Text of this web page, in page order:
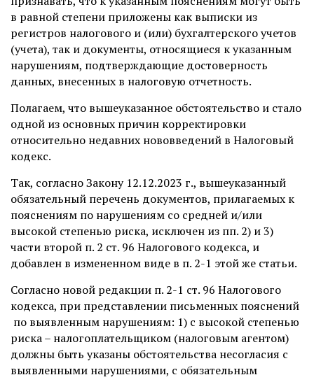
в равной степени приложены как выписки из
регистров налогового и (или) бухгалтерского учетов
(учета), так и документы, относящиеся к указанным
нарушениям, подтверждающие достоверность
данных, внесенных в налоговую отчетность.
Полагаем, что вышеуказанное обстоятельство и стало
одной из основных причин корректировки
относительно недавних нововведений в Налоговый
кодекс.
Так, согласно Закону 12.12.2023 г., вышеуказанный
обязательный перечень документов, прилагаемых к
пояснениям по нарушениям со средней и/или
высокой степенью риска, исключен из пп. 2) и 3)
части второй п. 2 ст. 96 Налогового кодекса, и
добавлен в измененном виде в п. 2-1 этой же статьи.
Согласно новой редакции п. 2-1 ст. 96 Налогового
кодекса, при представлении письменных пояснений
по выявленным нарушениям: 1) с высокой степенью
риска – налогоплательщиком (налоговым агентом)
должны быть указаны обстоятельства несогласия с
выявленными нарушениями, с обязательным